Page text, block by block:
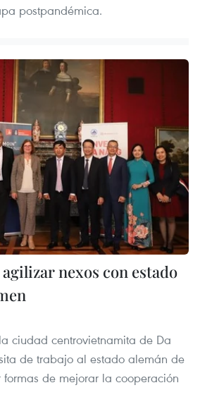
postpandémica.
nexos con estado
ciudad centrovietnamita de Da
de trabajo al estado alemán de
de mejorar la cooperación